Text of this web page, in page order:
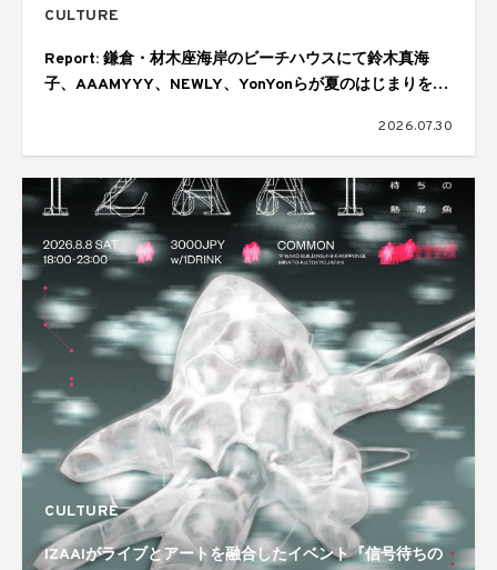
CULTURE
Report: 鎌倉・材木座海岸のビーチハウスにて鈴木真海
子、AAAMYYY、NEWLY、YonYonらが夏のはじまりを幻
2026.07.30
CULTURE
IZAAIがライブとアートを融合したイベント『信号待ちの